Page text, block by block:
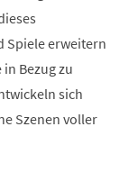
Spiele erweitern
Bezug zu
sich
Szenen voller